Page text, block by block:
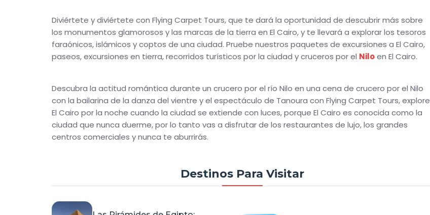
Diviértete y diviértete con Flying Carpet Tours, que te dará la oportunidad de descubrir más sobre
los monumentos glamorosos y las marcas de la tierra en El Cairo, y te llevará a explorar los tesoros
faraónicos, islámicos y coptos de una ciudad. Pruebe nuestros paquetes de excursiones a El Cairo,
paseos, excursiones en tierra, recorridos turísticos por la ciudad y cruceros por el Niloen El Cairo.
Descubra la actitud romántica durante un crucero por el río Nilo en una cena de crucero por el Nilo
con la bailarina de la danza del vientre y el espectáculo de Tanoura con Flying Carpet Tours, explore
El Cairo por la noche cuando la ciudad se extiende con luces, porque El Cairo es conocida como la
ciudad que nunca duerme, por lo tanto vas a disfrutar de los restaurantes de lujo, los grandes
centros comerciales y nunca te aburrirás.
Destinos Para Visitar